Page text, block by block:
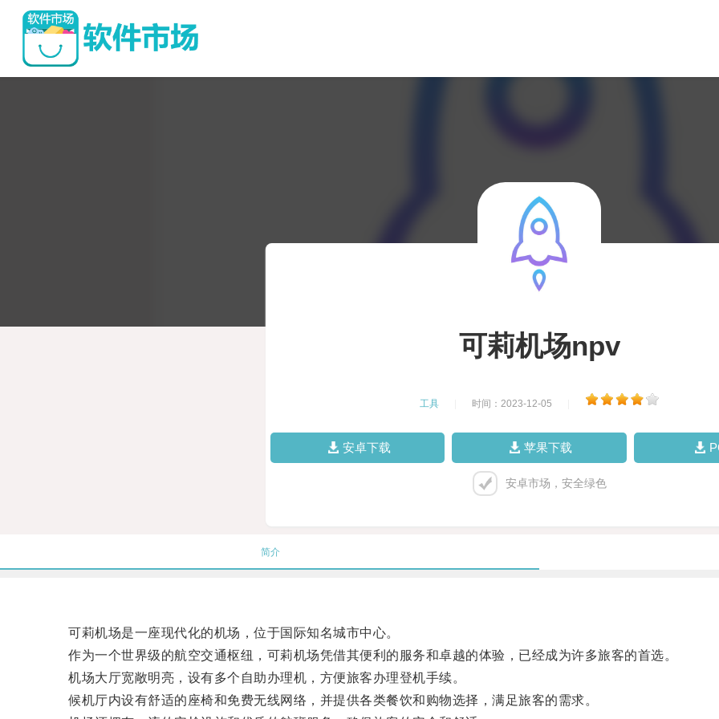
可莉机场npv
工具 时间：2023-12-05
安卓下载 苹果下载
安卓市场，安全绿色
简介
可莉机场是一座现代化的机场，位于国际知名城市中心。
作为一个世界级的航空交通枢纽，可莉机场凭借其便利的服务和卓越的体验，已经成为许多旅客的首选。
机场大厅宽敞明亮，设有多个自助办理机，方便旅客办理登机手续。
候机厅内设有舒适的座椅和免费无线网络，并提供各类餐饮和购物选择，满足旅客的需求。